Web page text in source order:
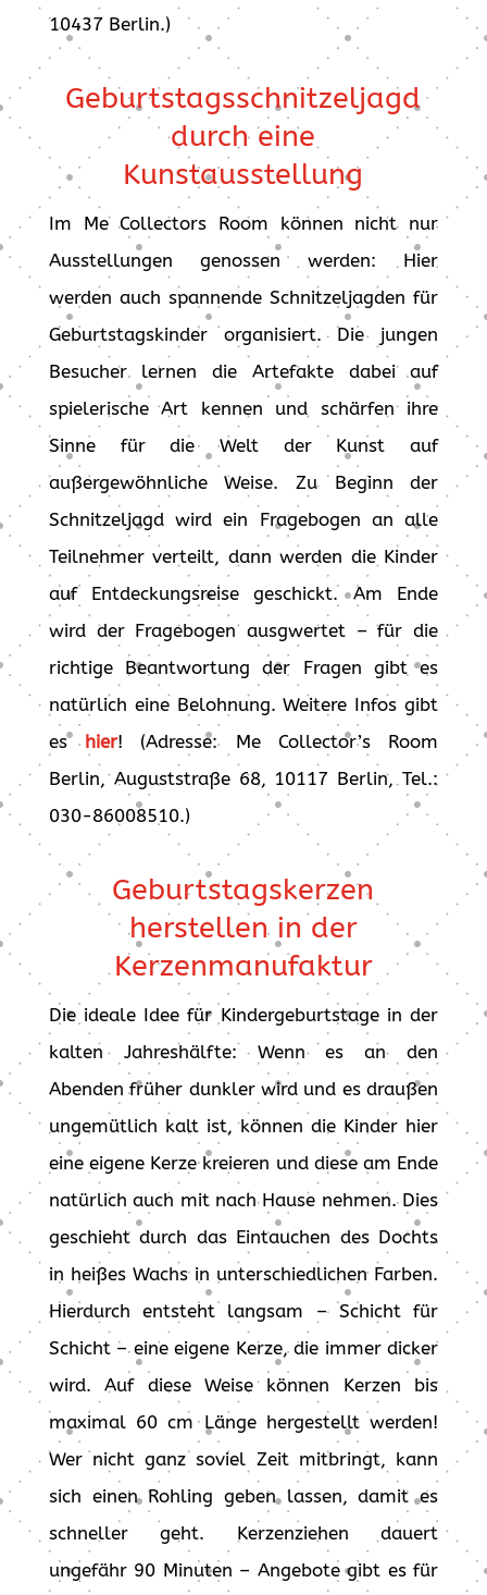
10437 Berlin.)
Geburtstagsschnitzeljagd
durch eine
Kunstausstellung
Im Me Collectors Room können nicht nur
Ausstellungen genossen werden: Hier
werden auch spannende Schnitzeljagden für
Geburtstagskinder organisiert. Die jungen
Besucher lernen die Artefakte dabei auf
spielerische Art kennen und schärfen ihre
Sinne für die Welt der Kunst auf
außergewöhnliche Weise. Zu Beginn der
Schnitzeljagd wird ein Fragebogen an alle
Teilnehmer verteilt, dann werden die Kinder
auf Entdeckungsreise geschickt. Am Ende
wird der Fragebogen ausgwertet – für die
richtige Beantwortung der Fragen gibt es
natürlich eine Belohnung. Weitere Infos gibt
es hier! (Adresse: Me Collector’s Room
Berlin, Auguststraße 68, 10117 Berlin, Tel.:
030-86008510.)
Geburtstagskerzen
herstellen in der
Kerzenmanufaktur
Die ideale Idee für Kindergeburtstage in der
kalten Jahreshälfte: Wenn es an den
Abenden früher dunkler wird und es draußen
ungemütlich kalt ist, können die Kinder hier
eine eigene Kerze kreieren und diese am Ende
natürlich auch mit nach Hause nehmen. Dies
geschieht durch das Eintauchen des Dochts
in heißes Wachs in unterschiedlichen Farben.
Hierdurch entsteht langsam – Schicht für
Schicht – eine eigene Kerze, die immer dicker
wird. Auf diese Weise können Kerzen bis
maximal 60 cm Länge hergestellt werden!
Wer nicht ganz soviel Zeit mitbringt, kann
sich einen Rohling geben lassen, damit es
schneller geht. Kerzenziehen dauert
ungefähr 90 Minuten – Angebote gibt es für